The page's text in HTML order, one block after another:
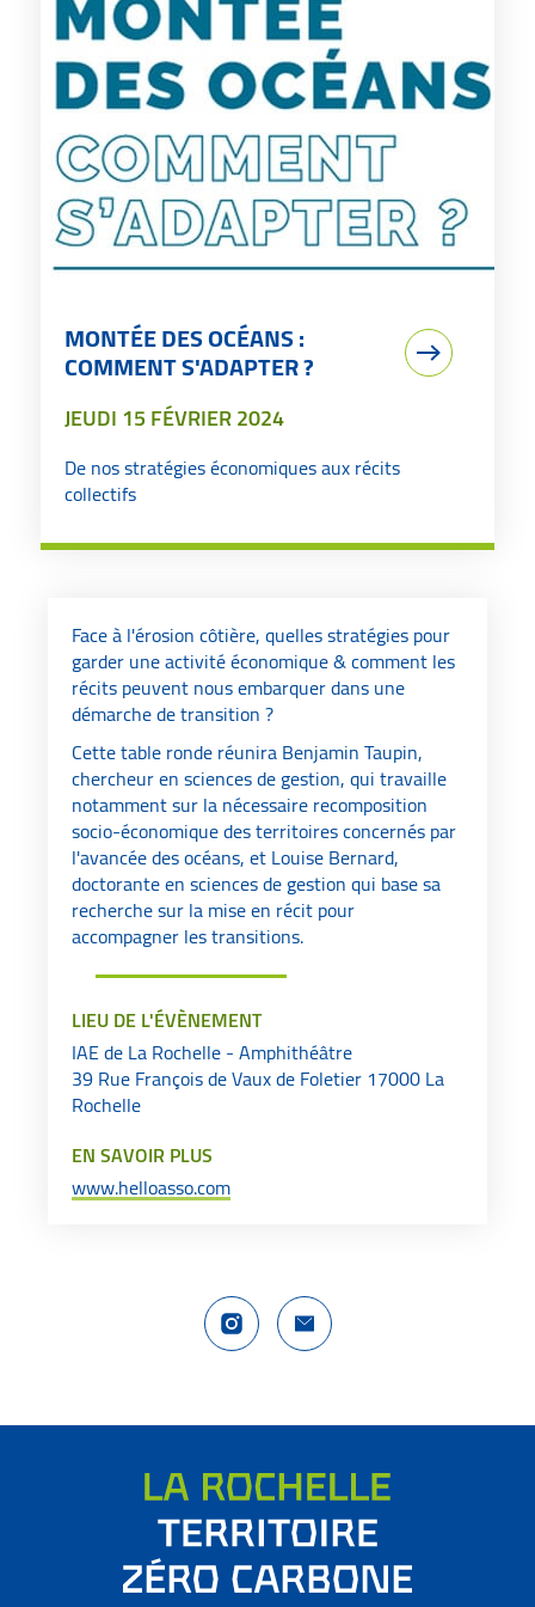
MONTÉE DES OCÉANS :
COMMENT S'ADAPTER ?
LE
JEUDI 15 FÉVRIER 2024
De nos stratégies économiques aux récits
collectifs
Face à l'érosion côtière, quelles stratégies pour
garder une activité économique & comment les
récits peuvent nous embarquer dans une
démarche de transition ?
Cette table ronde réunira Benjamin Taupin,
chercheur en sciences de gestion, qui travaille
notamment sur la nécessaire recomposition
socio-économique des territoires concernés par
l'avancée des océans, et Louise Bernard,
doctorante en sciences de gestion qui base sa
recherche sur la mise en récit pour
accompagner les transitions.
LIEU DE L'ÉVÈNEMENT
IAE de La Rochelle - Amphithéâtre
39 Rue François de Vaux de Foletier 17000 La
Rochelle
EN SAVOIR PLUS
www.helloasso.com
Compte Instagram La Rochelle
Nous contacter